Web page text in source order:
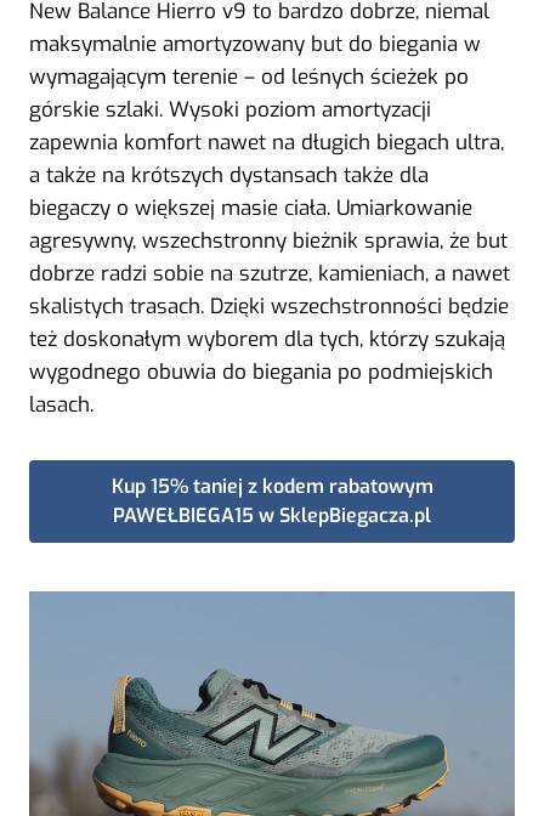
New Balance Hierro v9 to bardzo dobrze, niemal
maksymalnie amortyzowany but do biegania w
wymagającym terenie – od leśnych ścieżek po
górskie szlaki. Wysoki poziom amortyzacji
zapewnia komfort nawet na długich biegach ultra,
a także na krótszych dystansach także dla
biegaczy o większej masie ciała. Umiarkowanie
agresywny, wszechstronny bieżnik sprawia, że but
dobrze radzi sobie na szutrze, kamieniach, a nawet
skalistych trasach. Dzięki wszechstronności będzie
też doskonałym wyborem dla tych, którzy szukają
wygodnego obuwia do biegania po podmiejskich
lasach.
Kup 15% taniej z kodem rabatowym
PAWEŁBIEGA15 w SklepBiegacza.pl